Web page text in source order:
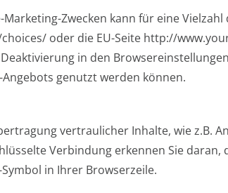
Zwecken kann für eine Vielzahl
oder die EU-Seite http://
in den
genutzt werden können.
vertraulicher Inhalte, wie z.B.
Verbindung erkennen Sie daran,
in Ihrer Browserzeile.